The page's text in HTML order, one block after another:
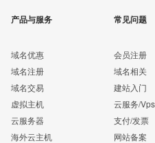
产品与服务
域名优惠
域名注册
域名交易
虚拟主机
云服务器
海外云主机
常见问题
会员注册
域名相关
建站入门
云服务/Vps
支付/发票
网站备案